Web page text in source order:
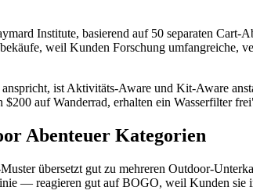
Institute, basierend auf 50 separaten
weil Kunden Forschung umfangreiche,
ist Aktivitäts-Aware und Kit-Aware
auf Wanderrad, erhalten ein Wasserfilter
Abenteuer Kategorien
übersetzt gut zu mehreren Outdoor-
— reagieren gut auf BOGO, weil Kunden sie